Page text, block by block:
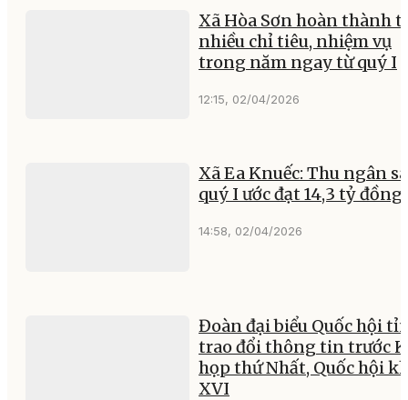
Xã Hòa Sơn hoàn thành
nhiều chỉ tiêu, nhiệm vụ
trong năm ngay từ quý I
12:15, 02/04/2026
Xã Ea Knuếc: Thu ngân
quý I ước đạt 14,3 tỷ đồng
14:58, 02/04/2026
Đoàn đại biểu Quốc hội
trao đổi thông tin trước
họp thứ Nhất, Quốc hội
XVI